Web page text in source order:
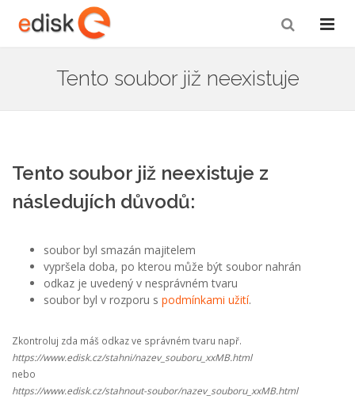
Tento soubor již neexistuje
Tento soubor již neexistuje z
následujích důvodů:
soubor byl smazán majitelem
vypršela doba, po kterou může být soubor nahrán
odkaz je uvedený v nesprávném tvaru
soubor byl v rozporu s podmínkami užití.
Zkontroluj zda máš odkaz ve správném tvaru např.
https://www.edisk.cz/stahni/nazev_souboru_xxMB.html
nebo
https://www.edisk.cz/stahnout-soubor/nazev_souboru_xxMB.html